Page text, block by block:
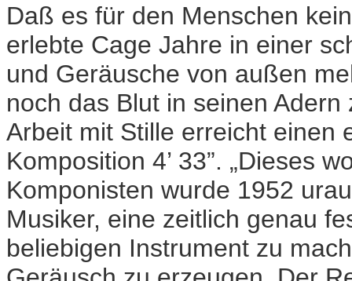
Daß es für den Menschen
erlebte Cage Jahre in einer
und Geräusche von außen
noch das Blut in seinen
Arbeit mit Stille erreicht einen
Komposition 4’ 33”. „Dieses
Komponisten wurde 1952
Musiker, eine zeitlich genau
beliebigen Instrument zu